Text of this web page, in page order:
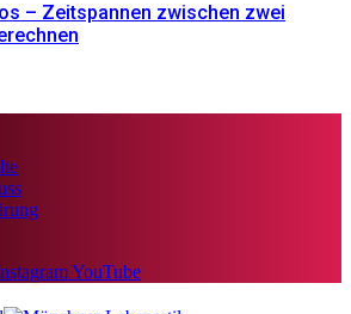
– Zeitspannen zwischen zwei
YouTube